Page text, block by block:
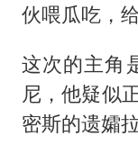
伙喂瓜吃，
这次的主角
尼，他疑似
密斯的遗孀